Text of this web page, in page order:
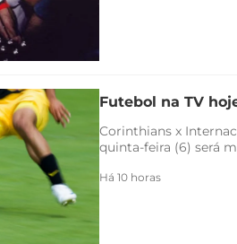
Futebol na TV
Corinthians x
quinta-feira (6) será
Há 10 horas